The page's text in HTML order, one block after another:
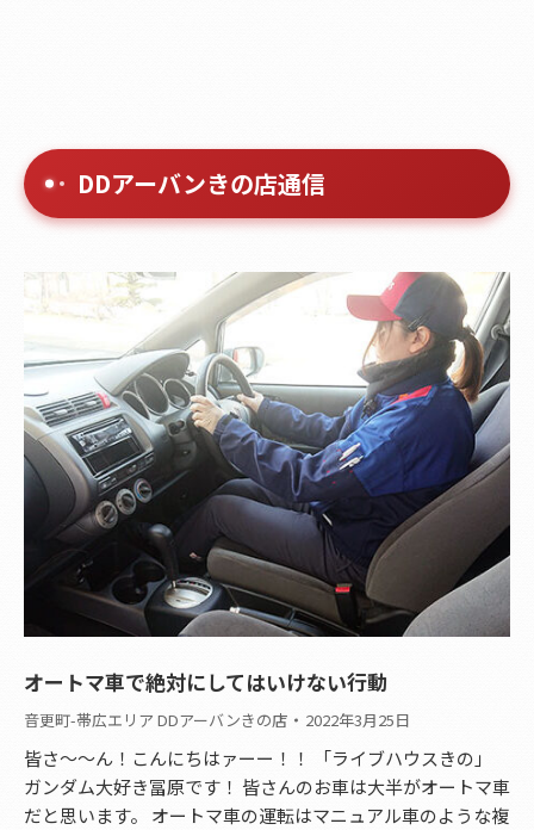
DDアーバンきの店通信
オートマ車で絶対にしてはいけない行動
音更町-帯広エリア DDアーバンきの店 2022年3月25日
皆さ～～ん！こんにちはァーー！！ 「ライブハウスきの」
ガンダム大好き冨原です！ 皆さんのお車は大半がオートマ車
だと思います。 オートマ車の運転はマニュアル車のような複